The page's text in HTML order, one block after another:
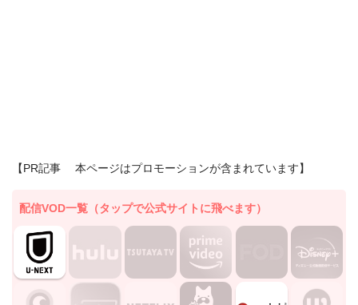
【PR記事 本ページはプロモーションが含まれています】
配信VOD一覧（タップで公式サイトに飛べます）